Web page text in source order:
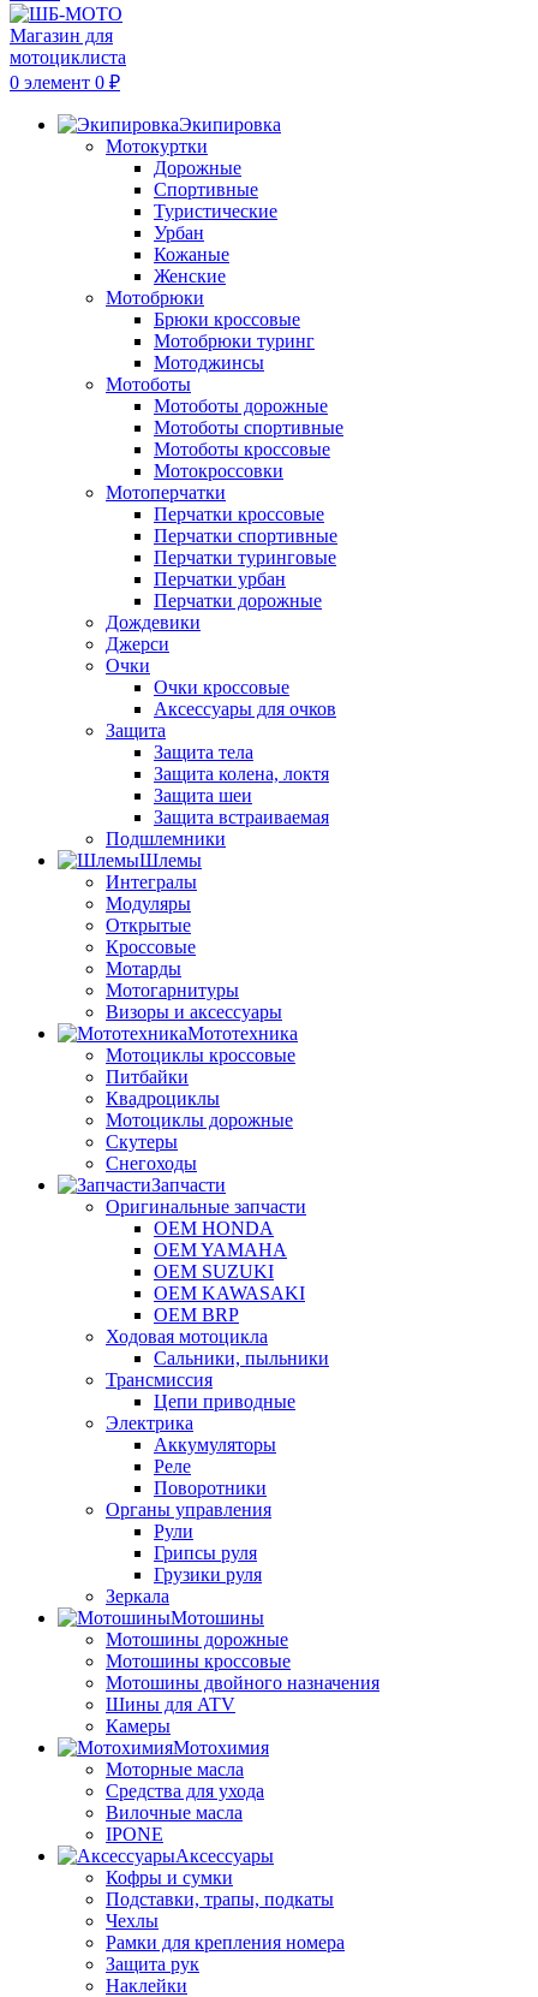
0 элемент 0 ₽
Экипировка
Мотокуртки
Дорожные
Спортивные
Туристические
Урбан
Кожаные
Женские
Мотобрюки
Брюки кроссовые
Мотобрюки туринг
Мотоджинсы
Мотоботы
Мотоботы дорожные
Мотоботы спортивные
Мотоботы кроссовые
Мотокроссовки
Мотоперчатки
Перчатки кроссовые
Перчатки спортивные
Перчатки туринговые
Перчатки урбан
Перчатки дорожные
Дождевики
Джерси
Очки
Очки кроссовые
Аксессуары для очков
Защита
Защита тела
Защита колена, локтя
Защита шеи
Защита встраиваемая
Подшлемники
Шлемы
Интегралы
Модуляры
Открытые
Кроссовые
Мотарды
Мотогарнитуры
Визоры и аксессуары
Мототехника
Мотоциклы кроссовые
Питбайки
Квадроциклы
Мотоциклы дорожные
Скутеры
Снегоходы
Запчасти
Оригинальные запчасти
OEM HONDA
OEM YAMAHA
OEM SUZUKI
OEM KAWASAKI
OEM BRP
Ходовая мотоцикла
Сальники, пыльники
Трансмиссия
Цепи приводные
Электрика
Аккумуляторы
Реле
Поворотники
Органы управления
Рули
Грипсы руля
Грузики руля
Зеркала
Мотошины
Мотошины дорожные
Мотошины кроссовые
Мотошины двойного назначения
Шины для ATV
Камеры
Мотохимия
Моторные масла
Средства для ухода
Вилочные масла
IPONE
Аксессуары
Кофры и сумки
Подставки, трапы, подкаты
Чехлы
Рамки для крепления номера
Защита рук
Наклейки